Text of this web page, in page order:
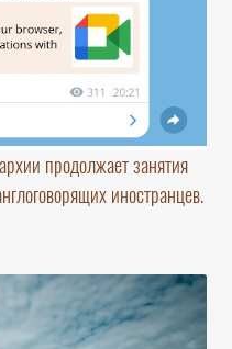
продолжает занятия
иностранцев.